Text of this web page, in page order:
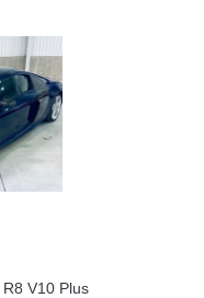
V10 Plus